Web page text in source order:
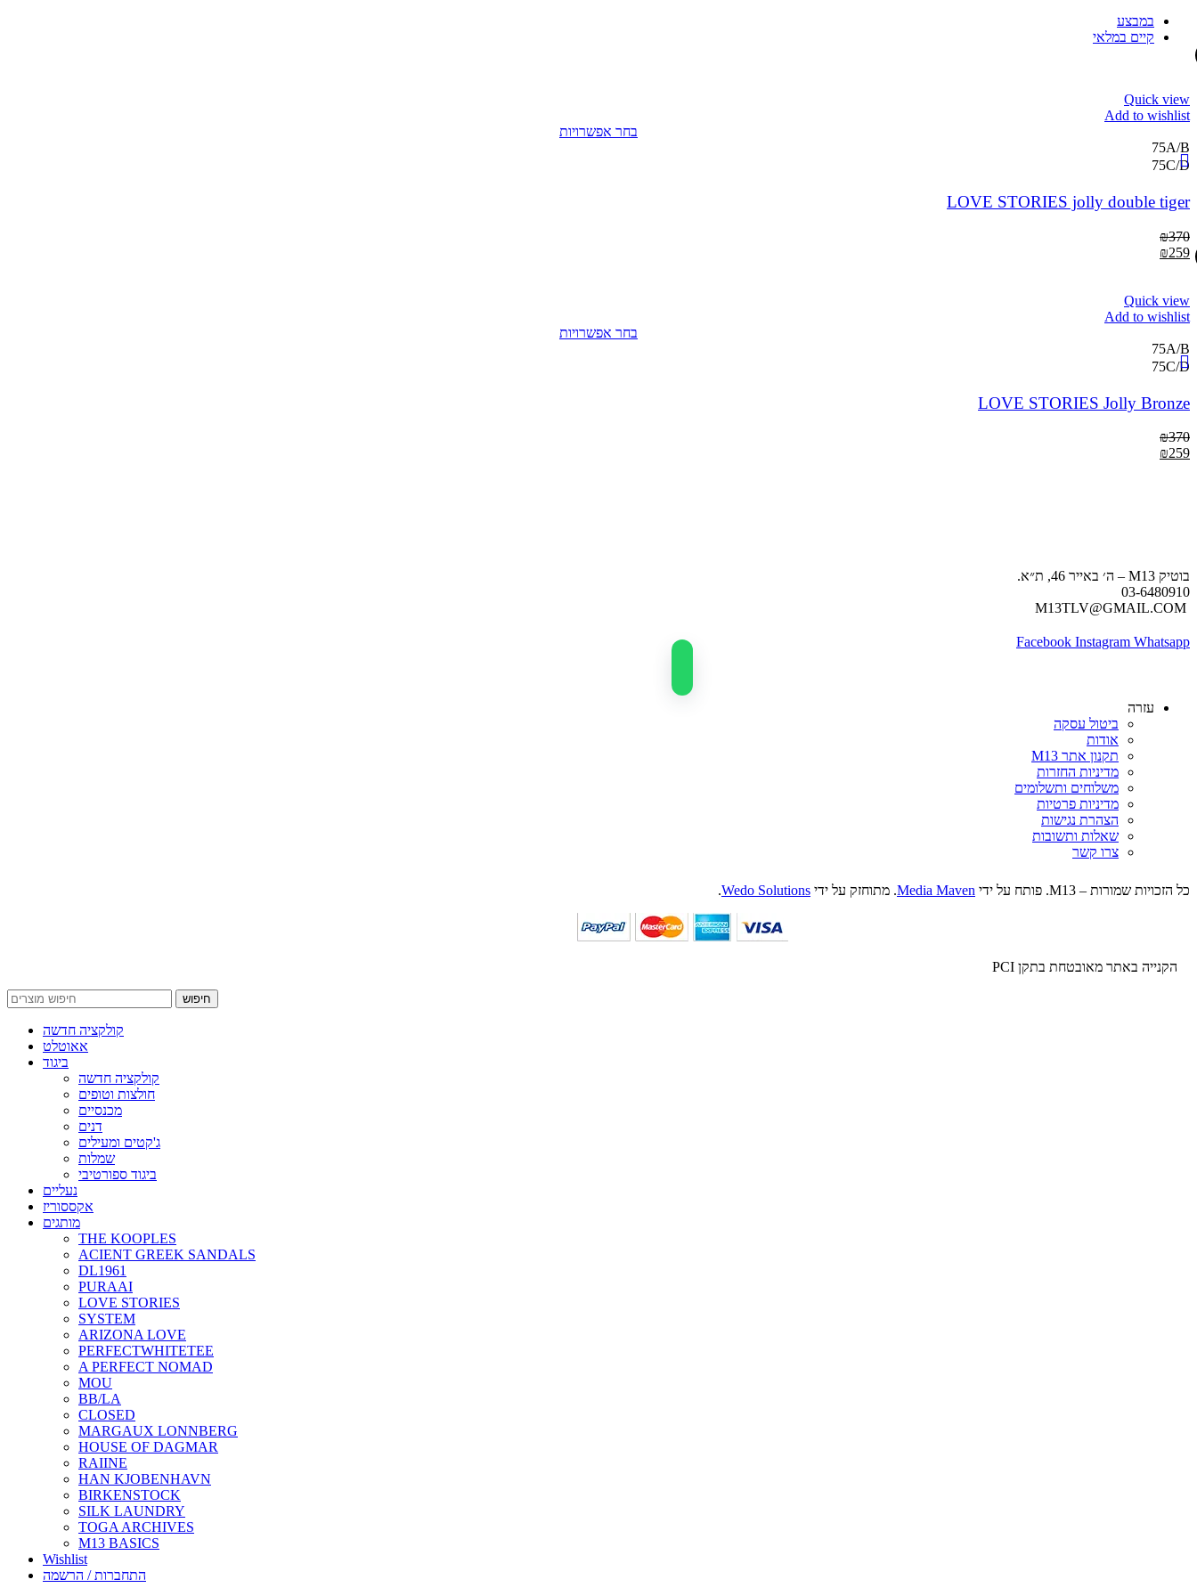
במבצע
קיים במלאי
Quick view
Add to wishlist
בחר אפשרויות
75A/B
75C/D
LOVE STORIES jolly double tiger
₪370
₪259
Quick view
Add to wishlist
בחר אפשרויות
75A/B
75C/D
LOVE STORIES Jolly Bronze
₪370
₪259
בוטיק M13 – ה׳ באייר 46, ת״א.
03-6480910
Facebook Instagram Whatsapp
עזרה
ביטול עסקה
אודות
תקנון אתר M13
מדיניות החזרות
משלוחים ותשלומים
מדיניות פרטיות
הצהרת נגישות
שאלות ותשובות
צרו קשר
כל הזכויות שמורות – M13. פותח על ידי Media Maven. מתוחזק על ידי Wedo Solutions
.
הקנייה באתר מאובטחת בתקן PCI
חיפוש
קולקציה חדשה
אאוטלט
ביגוד
קולקציה חדשה
חולצות וטופים
מכנסיים
דנים
ג'קטים ומעילים
שמלות
ביגוד ספורטיבי
נעליים
אקססוריז
מותגים
THE KOOPLES
ACIENT GREEK SANDALS
DL1961
PURAAI
LOVE STORIES
SYSTEM
ARIZONA LOVE
PERFECTWHITETEE
A PERFECT NOMAD
MOU
BB/LA
CLOSED
MARGAUX LONNBERG
HOUSE OF DAGMAR
RAIINE
HAN KJOBENHAVN
BIRKENSTOCK
SILK LAUNDRY
TOGA ARCHIVES
M13 BASICS
Wishlist
התחברות / הרשמה